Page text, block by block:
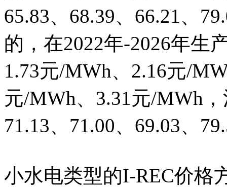
65.83、68.39、66.21、
的，在2022年-2026年生
1.73元/MWh、2.16元/
元/MWh、3.31元/MWh
71.13、71.00、69.03、
小水电类型的I-REC价格